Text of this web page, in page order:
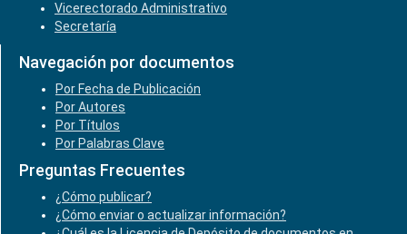
Vicerectorado Administrativo
Secretaría
Navegación por documentos
Por Fecha de Publicación
Por Autores
Por Títulos
Por Palabras Clave
Preguntas Frecuentes
¿Cómo publicar?
¿Cómo enviar o actualizar información?